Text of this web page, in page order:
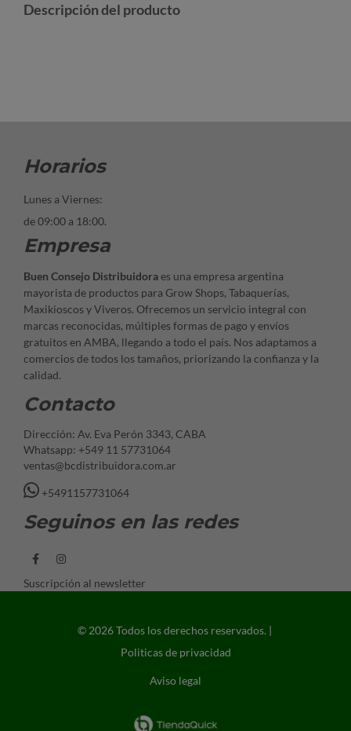
Descripción del producto
Horarios
Lunes a Viernes:
de 09:00 a 18:00.
Empresa
Buen Consejo Distribuidoraes una empresa argentina
mayorista de productos para Grow Shops, Tabaquerías,
Maxikioscos y Viveros. Ofrecemos un servicio integral con
marcas reconocidas, múltiples formas de pago y envíos
gratuitos en AMBA, llegando a todo el país. Nos adaptamos a
comercios de todos los tamaños, priorizando la confianza y la
calidad.
Contacto
Dirección: Av. Eva Perón 3343, CABA
Whatsapp: +549 11 57731064
ventas@bcdistribuidora.com.ar
+5491157731064
Seguinos en las redes
Suscripción al newsletter
© 2026 Todos los derechos reservados. |
Politicas de privacidad
Aviso legal